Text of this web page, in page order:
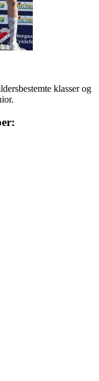
klasser og